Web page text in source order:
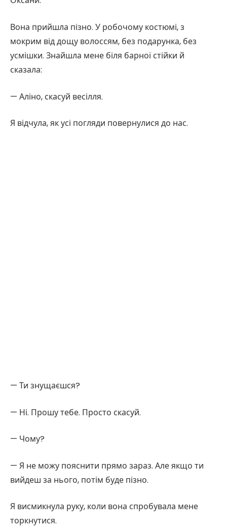
Вона прийшла пізно. У робочому костюмі, з
мокрим від дощу волоссям, без подарунка, без
усмішки. Знайшла мене біля барної стійки й
сказала:
— Аліно, скасуй весілля.
Я відчула, як усі погляди повернулися до нас.
— Ти знущаєшся?
— Ні. Прошу тебе. Просто скасуй.
— Чому?
— Я не можу пояснити прямо зараз. Але якщо ти
вийдеш за нього, потім буде пізно.
Я висмикнула руку, коли вона спробувала мене
торкнутися.